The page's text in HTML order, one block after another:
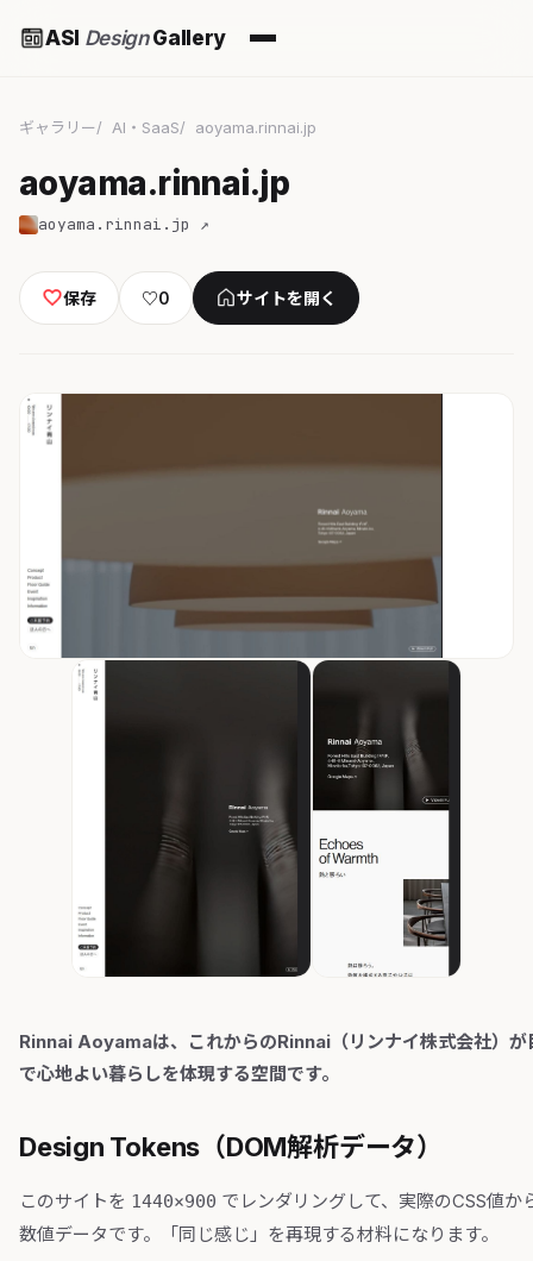
ASI DesignGallery
ギャラリー AI・SaaS aoyama.rinnai.jp
aoyama.rinnai.jp
aoyama.rinnai.jp ↗
保存 ♡0 サイトを開く
Rinnai Aoyamaは、これからのRinnai（リンナイ株式会社）が
で心地よい暮らしを体現する空間です。
Design Tokens（DOM解析データ）
このサイトを 1440×900 でレンダリングして、実際のCSS値か
数値データです。「同じ感じ」を再現する材料になります。